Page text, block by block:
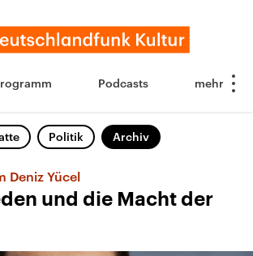
Podcasts
Politik Archiv
Deniz Yücel
und die Macht der